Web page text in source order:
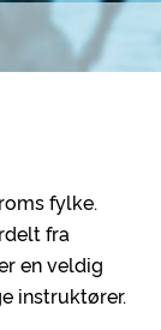
fylke.
fra
en veldig
instruktører.